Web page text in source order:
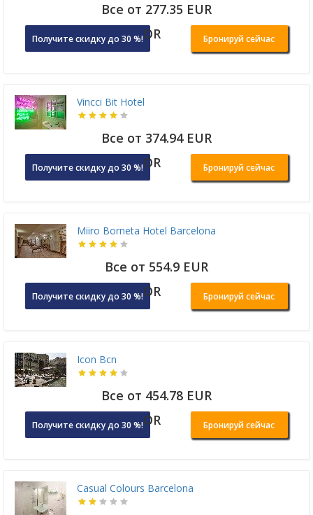
Все от 277.35 EUR
Получите скидку до 30 %!OR Бронируй сейчас
Vincci Bit Hotel
Все от 374.94 EUR
Получите скидку до 30 %!OR Бронируй сейчас
Miiro Borneta Hotel Barcelona
Все от 554.9 EUR
Получите скидку до 30 %!OR Бронируй сейчас
Icon Bcn
Все от 454.78 EUR
Получите скидку до 30 %!OR Бронируй сейчас
Casual Colours Barcelona